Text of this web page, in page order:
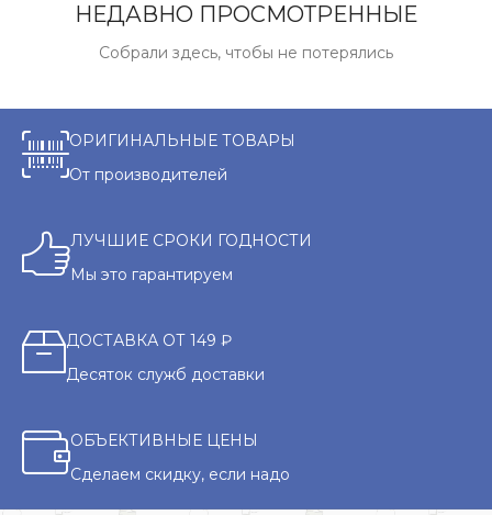
НЕДАВНО ПРОСМОТРЕННЫЕ
Собрали здесь, чтобы не потерялись
ОРИГИНАЛЬНЫЕ ТОВАРЫ
От производителей
ЛУЧШИЕ СРОКИ ГОДНОСТИ
Мы это гарантируем
ДОСТАВКА ОТ 149 ₽
Десяток служб доставки
ОБЪЕКТИВНЫЕ ЦЕНЫ
Сделаем скидку, если надо